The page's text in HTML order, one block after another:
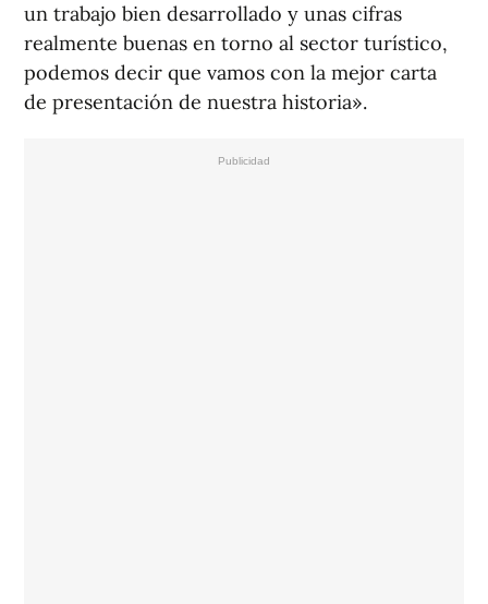
un trabajo bien desarrollado y unas cifras
realmente buenas en torno al sector turístico,
podemos decir que vamos con la mejor carta
de presentación de nuestra historia».